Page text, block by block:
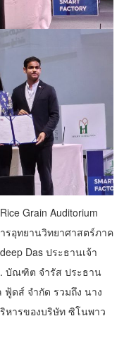
Grain Auditorium
รอุทยานวิทยาศาสตร์ภาค
Das ประธานเจ้า
บัณฑิต จำรัส ประธาน
ฟู้ดส์ จำกัด รวมถึง นาง
ารของบริษัท ซิโนพาว